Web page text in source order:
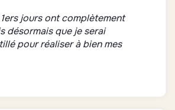
jours ont complètement
désormais que je serai
pour réaliser à bien mes